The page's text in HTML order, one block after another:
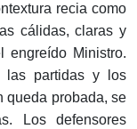
recia como
cálidas, claras y
engreído Ministro.
las partidas y los
queda probada, se
Los defensores